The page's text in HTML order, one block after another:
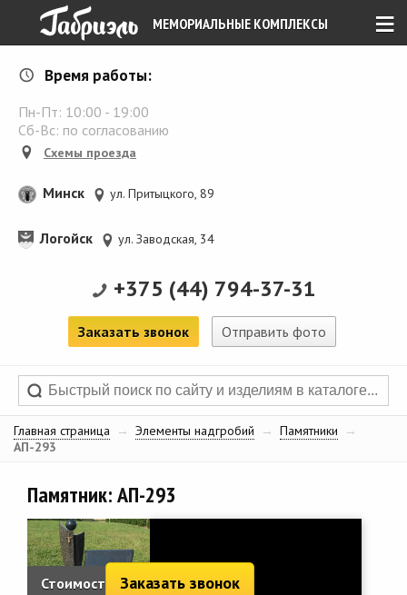
≡
МЕМОРИАЛЬНЫЕ КОМПЛЕКСЫ
Время работы:
Пн-Пт: 10:00 - 19:00
Сб-Вс: по согласованию
Схемы проезда
Минск ул. Притыцкого, 89
Логойск ул. Заводская, 34
+375 (44) 794-37-31
Заказать звонок Отправить фото
Главная страница → Элементы надгробий → Памятники
→
АП-293
Памятник: АП-293
Стоимость: 4 646 руб.
Заказать звонок